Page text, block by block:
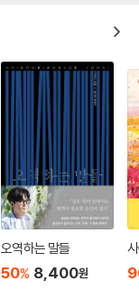
오역하는 말들
50% 8,400원